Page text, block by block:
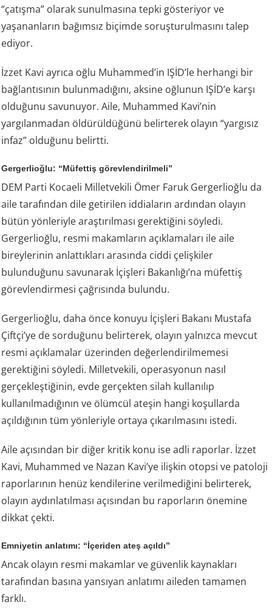
“çatışma” olarak sunulmasına tepki gösteriyor ve
yaşananların bağımsız biçimde soruşturulmasını talep
ediyor.
İzzet Kavi ayrıca oğlu Muhammed’in IŞİD’le herhangi bir
bağlantısının bulunmadığını, aksine oğlunun IŞİD’e karşı
olduğunu savunuyor. Aile, Muhammed Kavi’nin
yargılanmadan öldürüldüğünü belirterek olayın “yargısız
infaz” olduğunu belirtti.
Gergerlioğlu: “Müfettiş görevlendirilmeli”
DEM Parti Kocaeli Milletvekili Ömer Faruk Gergerlioğlu da
aile tarafından dile getirilen iddiaların ardından olayın
bütün yönleriyle araştırılması gerektiğini söyledi.
Gergerlioğlu, resmi makamların açıklamaları ile aile
bireylerinin anlattıkları arasında ciddi çelişkiler
bulunduğunu savunarak İçişleri Bakanlığı’na müfettiş
görevlendirmesi çağrısında bulundu.
Gergerlioğlu, daha önce konuyu İçişleri Bakanı Mustafa
Çiftçi’ye de sorduğunu belirterek, olayın yalnızca mevcut
resmi açıklamalar üzerinden değerlendirilmemesi
gerektiğini söyledi. Milletvekili, operasyonun nasıl
gerçekleştiğinin, evde gerçekten silah kullanılıp
kullanılmadığının ve ölümcül ateşin hangi koşullarda
açıldığının tüm yönleriyle ortaya çıkarılmasını istedi.
Aile açısından bir diğer kritik konu ise adli raporlar. İzzet
Kavi, Muhammed ve Nazan Kavi’ye ilişkin otopsi ve patoloji
raporlarının henüz kendilerine verilmediğini belirterek,
olayın aydınlatılması açısından bu raporların önemine
dikkat çekti.
Emniyetin anlatımı: “İçeriden ateş açıldı”
Ancak olayın resmi makamlar ve güvenlik kaynakları
tarafından basına yansıyan anlatımı aileden tamamen
farklı.